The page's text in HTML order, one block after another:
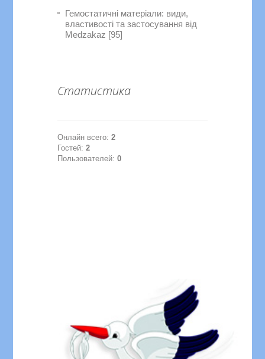
Гемостатичні матеріали: види,
властивості та застосування від
Medzakaz [95]
Статистика
Онлайн всего:2
Гостей:2
Пользователей:0